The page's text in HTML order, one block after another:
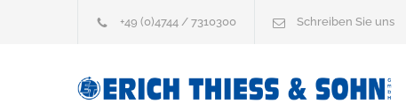
+49 (0)4744 / 7310300 Schreiben Sie uns